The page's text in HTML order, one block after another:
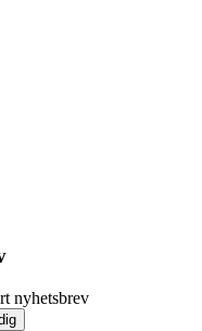
nyhetsbrev